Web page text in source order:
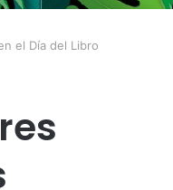
el Día del Libro